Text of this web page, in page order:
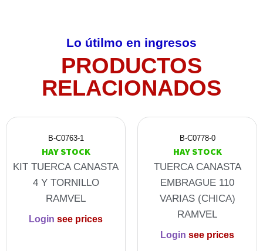
Lo útilmo en ingresos
PRODUCTOS
RELACIONADOS
B-C0763-1
HAY STOCK
KIT TUERCA CANASTA
4 Y TORNILLO
RAMVEL
Login see prices
B-C0778-0
HAY STOCK
TUERCA CANASTA
EMBRAGUE 110
VARIAS (CHICA)
RAMVEL
Login see prices